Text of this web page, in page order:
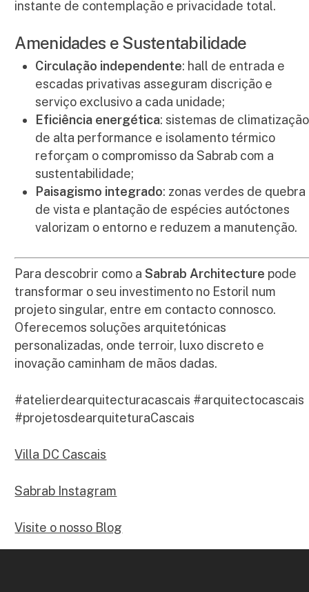
instante de contemplação e privacidade total.
Amenidades e Sustentabilidade
Circulação independente: hall de entrada e
escadas privativas asseguram discrição e
serviço exclusivo a cada unidade;
Eficiência energética: sistemas de climatização
de alta performance e isolamento térmico
reforçam o compromisso da Sabrab com a
sustentabilidade;
Paisagismo integrado: zonas verdes de quebra
de vista e plantação de espécies autóctones
valorizam o entorno e reduzem a manutenção.
Para descobrir como aSabrab Architecture pode
transformar o seu investimento no Estoril num
projeto singular, entre em contacto connosco.
Oferecemos soluções arquitetónicas
personalizadas, onde terroir, luxo discreto e
inovação caminham de mãos dadas.
#atelierdearquitecturacascais #arquitectocascais
#projetosdearquiteturaCascais
Villa DC Cascais
Sabrab Instagram
Visite o nosso Blog